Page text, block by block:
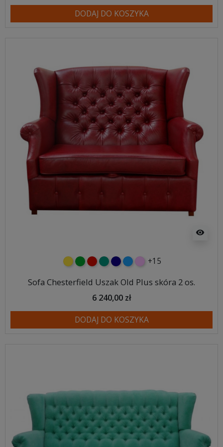
DODAJ DO KOSZYKA
visibility
żółtyzielonyczerwony
turkusowy
granatowy
niebieski
różowy
+15
Sofa Chesterfield Uszak Old Plus skóra 2 os.
6 240,00 zł
DODAJ DO KOSZYKA